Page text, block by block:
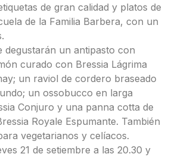
de gran calidad y platos de
de la Familia Barbera, con un
degustarán un antipasto con
curado con Bressia Lágrima
un raviol de cordero braseado
un ossobucco en larga
Conjuro y una panna cotta de
Royale Espumante. También
vegetarianos y celíacos.
21 de setiembre a las 20.30 y